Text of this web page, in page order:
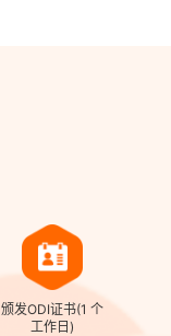
颁发ODI证书(1 个
工作日)